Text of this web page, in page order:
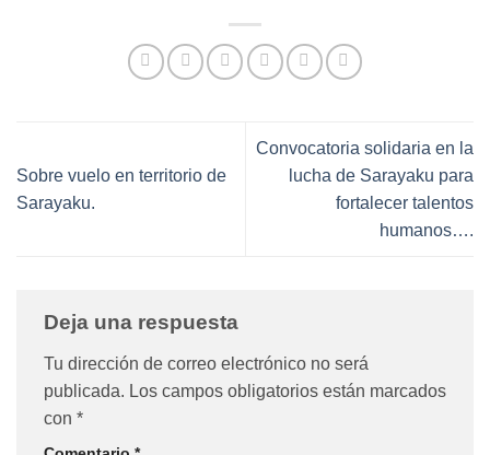
Sobre vuelo en territorio de
Sarayaku.
Convocatoria solidaria en la
lucha de Sarayaku para
fortalecer talentos
humanos….
Deja una respuesta
Tu dirección de correo electrónico no será
publicada. Los campos obligatorios están marcados
con *